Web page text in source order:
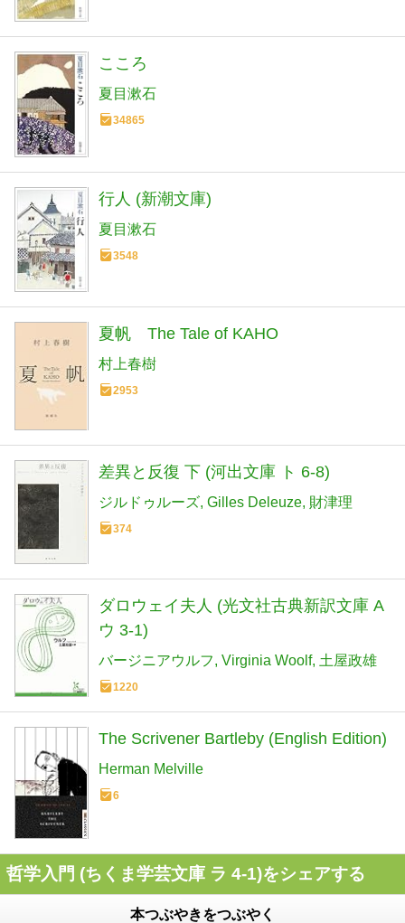
こころ
夏目漱石
34865
行人 (新潮文庫)
夏目漱石
3548
夏帆 The Tale of KAHO
村上春樹
2953
差異と反復 下 (河出文庫 ト 6-8)
ジルドゥルーズ Gilles Deleuze 財津理
374
ダロウェイ夫人 (光文社古典新訳文庫 A
ウ 3-1)
バージニアウルフ Virginia Woolf 土屋政雄
1220
The Scrivener Bartleby (English Edition)
Herman Melville
6
哲学入門 (ちくま学芸文庫 ラ 4-1)をシェアする
本つぶやきをつぶやく